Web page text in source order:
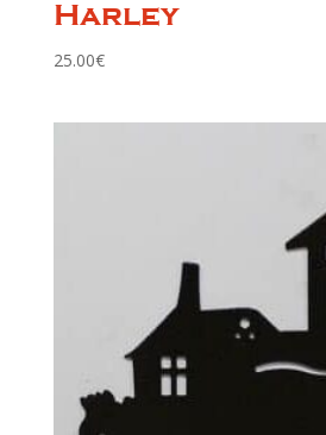
Harley
25.00€